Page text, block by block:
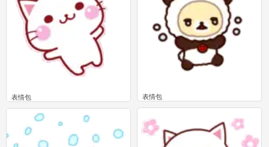
表情包
0
表情包
0